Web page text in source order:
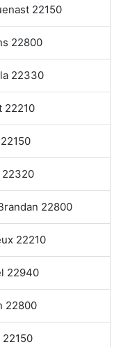
22150
22800
22330
22210
22320
22800
22210
22940
22800